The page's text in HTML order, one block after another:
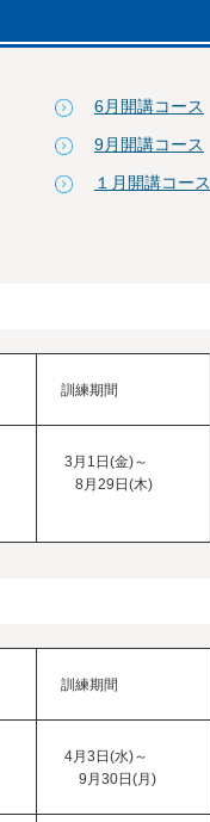
6月開講コース
9月開講コース
１月開講コース
訓練期間
3月1日(金)～
8月29日(木)
訓練期間
4月3日(水)～
9月30日(月)